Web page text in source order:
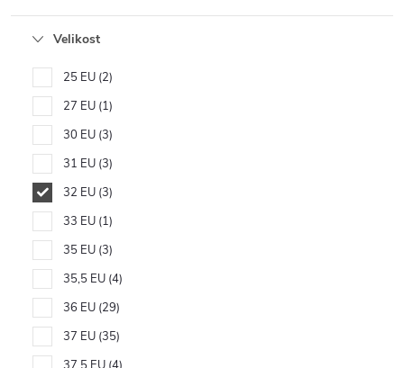
Velikost
25 EU 2
27 EU 1
30 EU 3
31 EU 3
32 EU 3
33 EU 1
35 EU 3
35,5 EU 4
36 EU 29
37 EU 35